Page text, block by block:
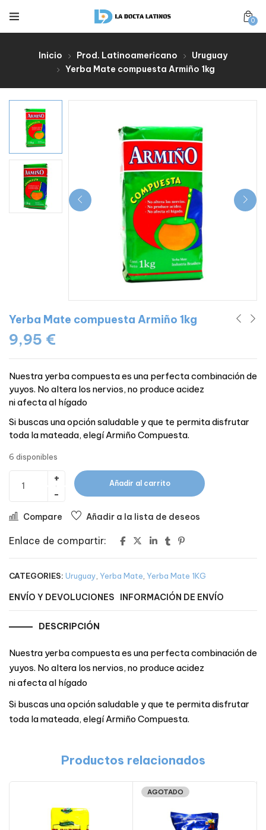
0
Inicio Prod. Latinoamericano
Uruguay
Yerba Mate compuesta Armiño 1kg
Yerba Mate compuesta Armiño 1kg
9,95 €
Nuestra yerba compuesta es una perfecta combinación de
yuyos. No altera los nervios, no produce acidez
ni afecta al hígado
Si buscas una opción saludable y que te permita disfrutar
toda la mateada, elegí Armiño Compuesta.
6 disponibles
Añadir al carrito
Compare Añadir a la lista de deseos
Enlace de compartir:
CATEGORIES: Uruguay Yerba Mate Yerba Mate 1KG
ENVÍO Y DEVOLUCIONES INFORMACIÓN DE ENVÍO
DESCRIPCIÓN
Nuestra yerba compuesta es una perfecta combinación de
yuyos. No altera los nervios, no produce acidez
ni afecta al hígado
Si buscas una opción saludable y que te permita disfrutar
toda la mateada, elegí Armiño Compuesta.
Productos relacionados
AGOTADO